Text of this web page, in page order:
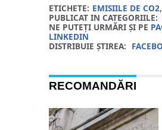
ETICHETE: EMISIILE DE CO2
PUBLICAT IN CATEGORIILE:
NE PUTEȚI URMĂRI ȘI PE
LINKEDIN
DISTRIBUIE ȘTIREA:
RECOMANDĂRI